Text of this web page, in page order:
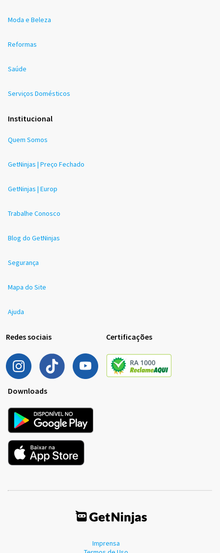
Moda e Beleza
Reformas
Saúde
Serviços Domésticos
Institucional
Quem Somos
GetNinjas | Preço Fechado
GetNinjas | Europ
Trabalhe Conosco
Blog do GetNinjas
Segurança
Mapa do Site
Ajuda
Redes sociais Certificações
Downloads
Imprensa